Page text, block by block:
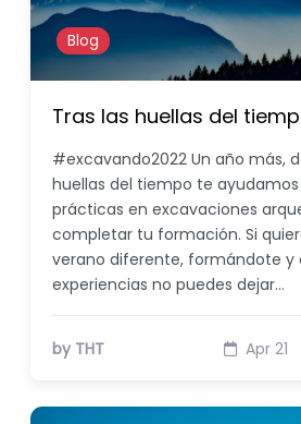
Blog
Tras las huellas del
#excavando2022 Un año más,
huellas del tiempo te
prácticas en excavaciones
completar tu formación. Si
verano diferente, formándote y
experiencias no puedes dejar…
by THT Apr 21